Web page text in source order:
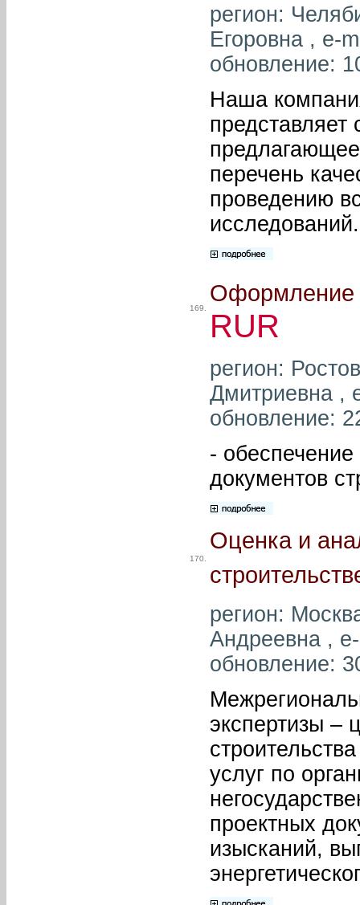
регион:
Егоровна , e-
обновление:
Наша
представляет
перечень
проведению
исследований.
169.
Оформление
RUR
регион:
Дмитриевна ,
обновление:
-
документов
170.
Оценка и
регион:
Андреевна ,
обновление:
экспертизы –
услуг по
проектных
изысканий,